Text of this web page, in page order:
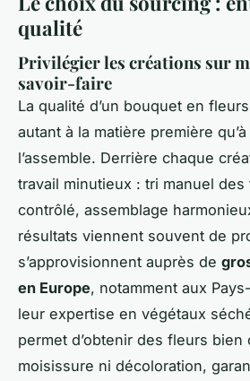
qualité
Privilégier les créations sur
savoir-faire
La qualité d’un bouquet en
autant à la matière première
l’assemble. Derrière chaque
travail minutieux : tri manuel
contrôlé, assemblage
résultats viennent souvent de
s’approvisionnent auprès de
en Europe, notamment aux
leur expertise en végétaux
permet d’obtenir des fleurs
moisissure ni décoloration,